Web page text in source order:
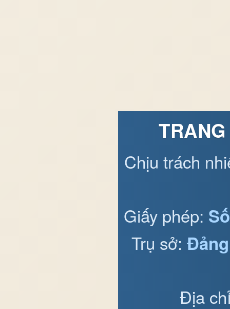
Chịu trách
Giấy phép:
Trụ sở:
Địa